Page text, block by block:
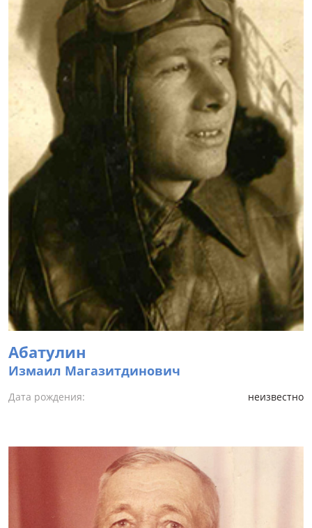
Абатулин
Измаил Магазитдинович
Дата рождения: неизвестно